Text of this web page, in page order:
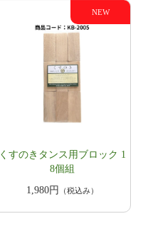
くすのきタンス用ブロック 1
8個組
1,980円
（税込み）